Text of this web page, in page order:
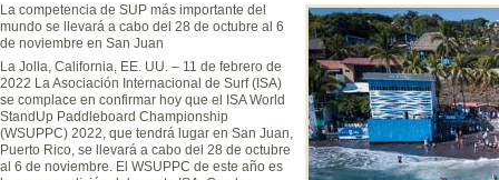
La competencia de SUP más importante del
mundo se llevará a cabo del 28 de octubre al 6
de noviembre en San Juan
La Jolla, California, EE. UU. – 11 de febrero de
2022 La Asociación Internacional de Surf (ISA)
se complace en confirmar hoy que el ISA World
StandUp Paddleboard Championship
(WSUPPC) 2022, que tendrá lugar en San Juan,
Puerto Rico, se llevará a cabo del 28 de octubre
al 6 de noviembre. El WSUPPC de este año es